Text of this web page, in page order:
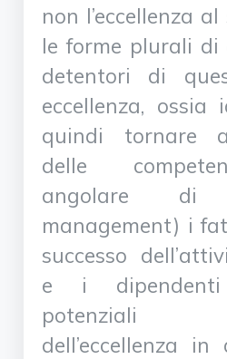
non l’eccellenza
le forme plurali di
detentori di
eccellenza, ossia
quindi tornare
delle
angolare
management) i
successo
e i
potenziali
dell’eccellenza